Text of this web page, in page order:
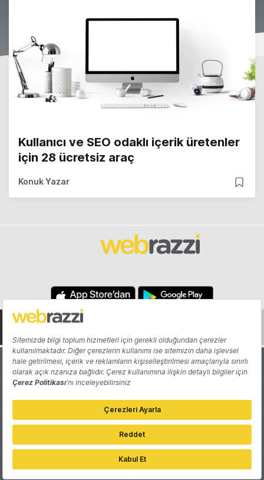
Kullanıcı ve SEO odaklı içerik üretenler
için 28 ücretsiz araç
Konuk Yazar
Hakkında Yazarlar
Katkıda Bulun Reklam